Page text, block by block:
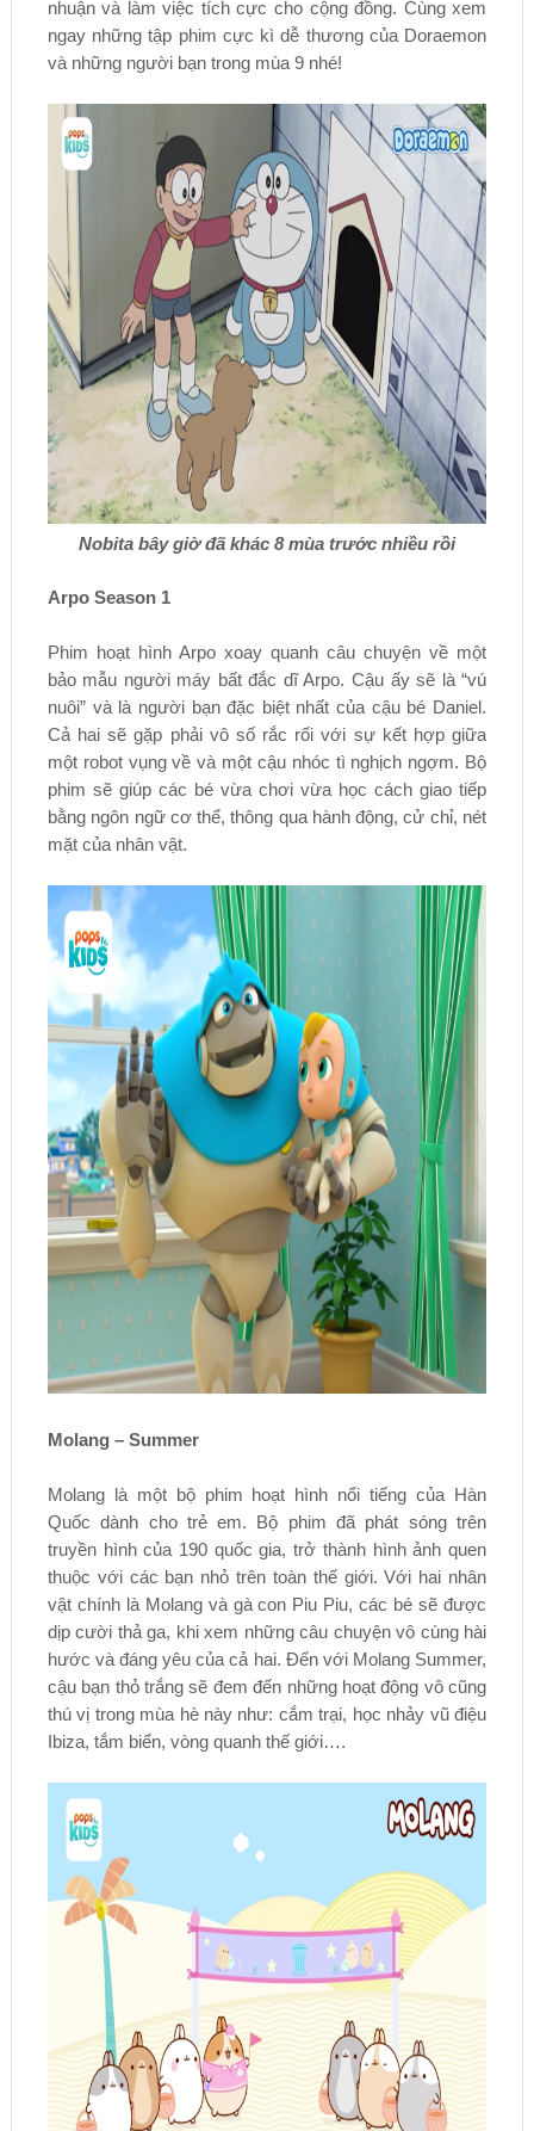
nhuận và làm việc tích cực cho cộng đồng. Cùng xem
ngay những tập phim cực kì dễ thương của Doraemon
và những người bạn trong mùa 9 nhé!
Nobita bây giờ đã khác 8 mùa trước nhiều rồi
Arpo Season 1
Phim hoạt hình Arpo xoay quanh câu chuyện về một
bảo mẫu người máy bất đắc dĩ Arpo. Cậu ấy sẽ là “vú
nuôi” và là người bạn đặc biệt nhất của cậu bé Daniel.
Cả hai sẽ gặp phải vô số rắc rối với sự kết hợp giữa
một robot vụng về và một cậu nhóc tì nghịch ngợm. Bộ
phim sẽ giúp các bé vừa chơi vừa học cách giao tiếp
bằng ngôn ngữ cơ thể, thông qua hành động, cử chỉ, nét
mặt của nhân vật.
Molang – Summer
Molang là một bộ phim hoạt hình nổi tiếng của Hàn
Quốc dành cho trẻ em. Bộ phim đã phát sóng trên
truyền hình của 190 quốc gia, trở thành hình ảnh quen
thuộc với các bạn nhỏ trên toàn thế giới. Với hai nhân
vật chính là Molang và gà con Piu Piu, các bé sẽ được
dịp cười thả ga, khi xem những câu chuyện vô cùng hài
hước và đáng yêu của cả hai. Đến với Molang Summer,
cậu bạn thỏ trắng sẽ đem đến những hoạt động vô cũng
thú vị trong mùa hè này như: cắm trại, học nhảy vũ điệu
Ibiza, tắm biển, vòng quanh thế giới….